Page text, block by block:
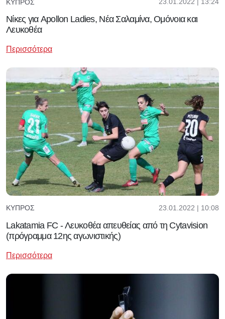
ΚΎΠΡΟΣ 23.01.2022 | 13:24
Νίκες για Apollon Ladies, Νέα Σαλαμίνα, Ομόνοια και
Λευκοθέα
Περισσότερα
ΚΎΠΡΟΣ 23.01.2022 | 10:08
Lakatamia FC - Λευκοθέα απευθείας από τη Cytavision
(πρόγραμμα 12ης αγωνιστικής)
Περισσότερα